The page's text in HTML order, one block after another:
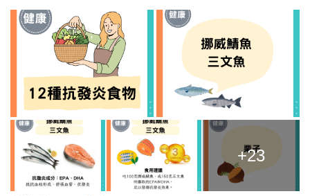
+23